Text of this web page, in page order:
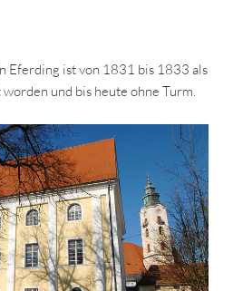
Eferding ist von 1831 bis 1833 als
und bis heute ohne Turm.